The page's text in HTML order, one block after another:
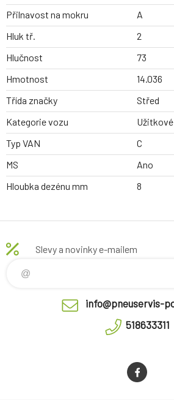
Přilnavost na mokru
A
Hluk tř.
2
Hlučnost
73
Hmotnost
14.036
Třída značky
Střed
Kategorie vozu
Užitkové
Typ VAN
C
MS
Ano
Hloubka dezénu mm
8
Slevy a novinky e-mailem
info@pneuservis-
518633311